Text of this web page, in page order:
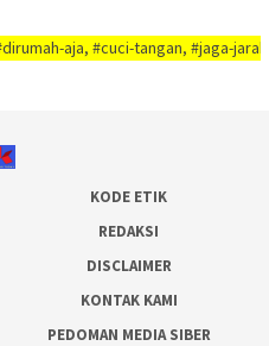
aja, #cuci-tangan, #jaga-jarak,
KODE ETIK
REDAKSI
DISCLAIMER
KONTAK KAMI
PEDOMAN MEDIA SIBER